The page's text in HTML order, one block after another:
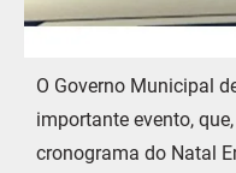
O Governo Municipal
importante evento,
cronograma do Natal